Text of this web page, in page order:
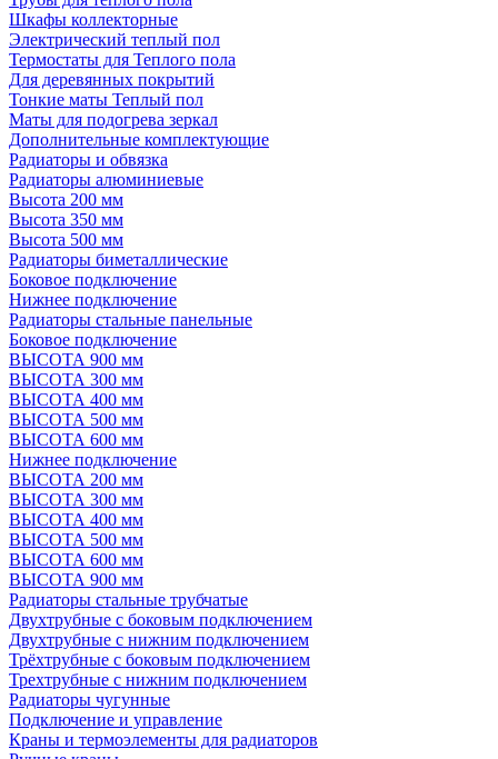
Шкафы коллекторные
Электрический теплый пол
Термостаты для Теплого пола
Для деревянных покрытий
Тонкие маты Теплый пол
Маты для подогрева зеркал
Дополнительные комплектующие
Радиаторы и обвязка
Радиаторы алюминиевые
Высота 200 мм
Высота 350 мм
Высота 500 мм
Радиаторы биметаллические
Боковое подключение
Нижнее подключение
Радиаторы стальные панельные
Боковое подключение
ВЫСОТА 900 мм
ВЫСОТА 300 мм
ВЫСОТА 400 мм
ВЫСОТА 500 мм
ВЫСОТА 600 мм
Нижнее подключение
ВЫСОТА 200 мм
ВЫСОТА 300 мм
ВЫСОТА 400 мм
ВЫСОТА 500 мм
ВЫСОТА 600 мм
ВЫСОТА 900 мм
Радиаторы стальные трубчатые
Двухтрубные с боковым подключением
Двухтрубные с нижним подключением
Трёхтрубные с боковым подключением
Трехтрубные с нижним подключением
Радиаторы чугунные
Подключение и управление
Краны и термоэлементы для радиаторов